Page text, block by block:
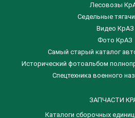
Лесовозы
Седельные
Видео КрАЗ
Фото КрАЗ
Самый старый каталог
Исторический фотоальбом
Спецтехника военного
ЗАПЧАСТИ
Каталоги сборочных